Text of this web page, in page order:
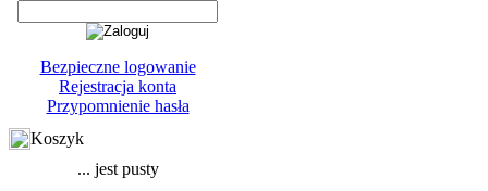
Bezpieczne logowanie
Rejestracja konta
Przypomnienie hasła
Koszyk
... jest pusty